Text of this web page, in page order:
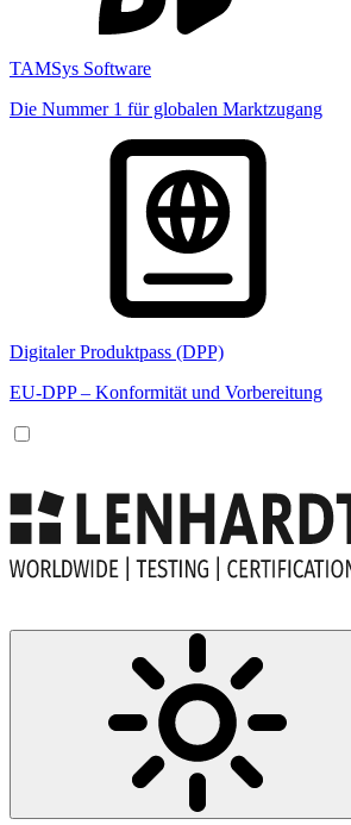
TAMSys Software
Die Nummer 1 für globalen Marktzugang
Digitaler Produktpass (DPP)
EU-DPP – Konformität und Vorbereitung